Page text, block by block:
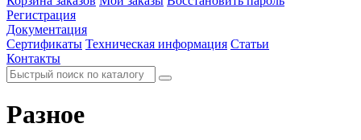
Регистрация
Документация
Сертификаты Техническая информация Статьи
Контакты
Разное